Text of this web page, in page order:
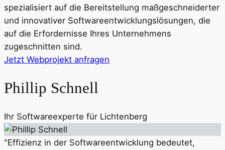
spezialisiert auf die Bereitstellung maßgeschneiderter
und innovativer Softwareentwicklungslösungen, die
auf die Erfordernisse Ihres Unternehmens
zugeschnitten sind.
Jetzt Webprojekt anfragen
Phillip Schnell
Ihr Softwareexperte für Lichtenberg
"Effizienz in der Softwareentwicklung bedeutet,